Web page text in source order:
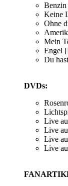
Keine
Ohne
Mein
Engel
Du
DVDs:
Live
Live
Live
Live